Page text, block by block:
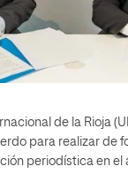
de la Rioja
para realizar de
periodística en el